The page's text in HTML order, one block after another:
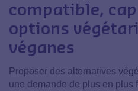
compatible,
options
véganes
Proposer des alternatives
une demande de plus en plus